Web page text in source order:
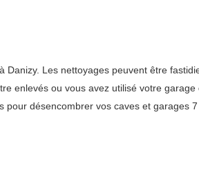
Les nettoyages peuvent être
enlevés ou vous avez utilisé votre
désencombrer vos caves et garages